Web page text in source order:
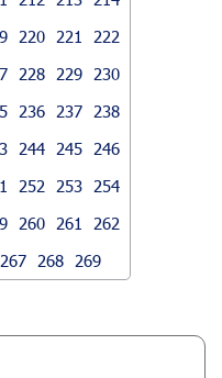
220 221
222
228 229
230
236 237
238
244 245
246
252 253
254
260 261
262
267 268 269